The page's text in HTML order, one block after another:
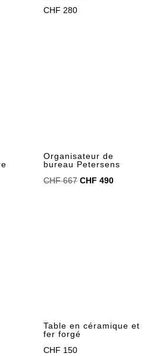
CHF 280
Organisateur de
bureau Petersens
CHF667 Le
CHF 490Le
Table en céramique et
fer forgé
CHF 150